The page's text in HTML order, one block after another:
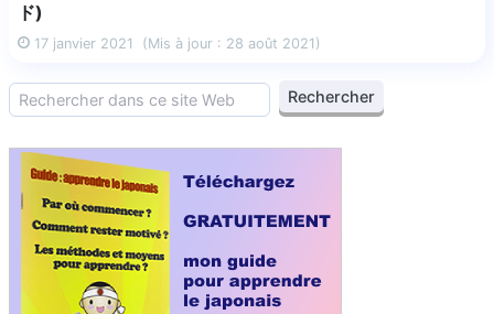
ド)
17 janvier 2021 (Mis à jour : 28 août 2021)